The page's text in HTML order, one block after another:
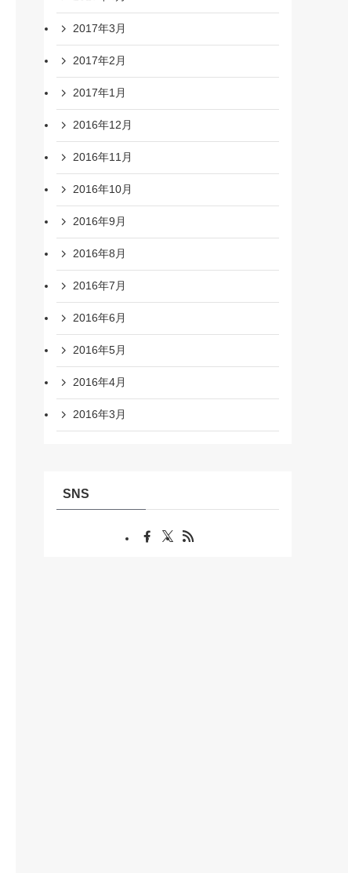
2017年3月
2017年2月
2017年1月
2016年12月
2016年11月
2016年10月
2016年9月
2016年8月
2016年7月
2016年6月
2016年5月
2016年4月
2016年3月
SNS